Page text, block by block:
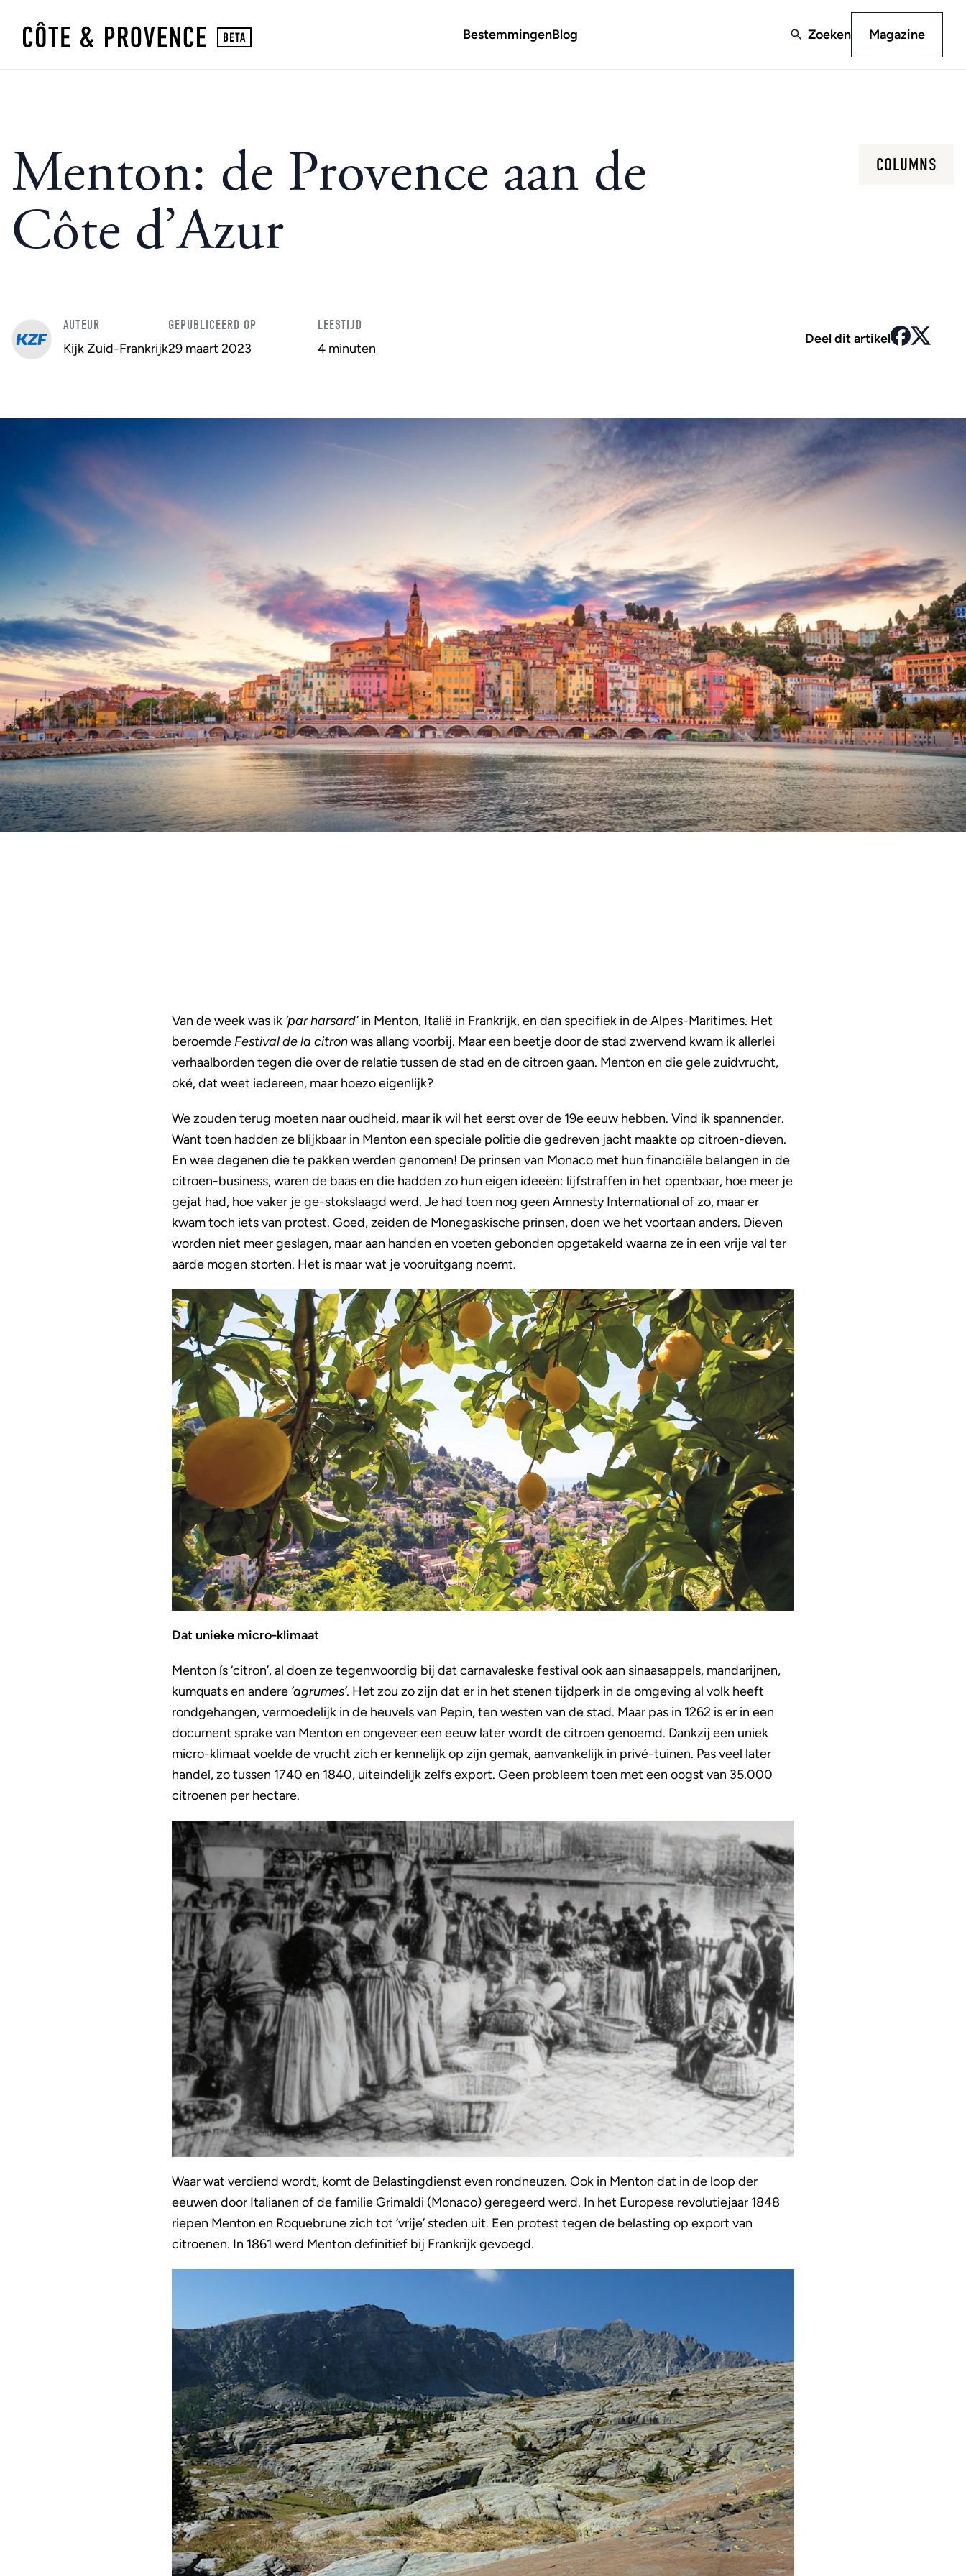
BestemmingenBlog Zoeken Magazine
Menton: de Provence aan de
Côte d’Azur
COLUMNS
AUTEUR
Kijk Zuid-Frankrijk
GEPUBLICEERD OP
29 maart 2023
LEESTIJD
4 minuten
Deel dit artikel
Van de week was ik‘par harsard’in Menton, Italië in Frankrijk, en dan specifiek in de Alpes-Maritimes. Het
beroemde Festival de la citronwas allang voorbij. Maar een beetje door de stad zwervend kwam ik allerlei
verhaalborden tegen die over de relatie tussen de stad en de citroen gaan. Menton en die gele zuidvrucht,
oké, dat weet iedereen, maar hoezo eigenlijk?
We zouden terug moeten naar oudheid, maar ik wil het eerst over de 19e eeuw hebben. Vind ik spannender.
Want toen hadden ze blijkbaar in Menton een speciale politie die gedreven jacht maakte op citroen-dieven.
En wee degenen die te pakken werden genomen! De prinsen van Monaco met hun financiële belangen in de
citroen-business, waren de baas en die hadden zo hun eigen ideeën: lijfstraffen in het openbaar, hoe meer je
gejat had, hoe vaker je ge-stokslaagd werd. Je had toen nog geen Amnesty International of zo, maar er
kwam toch iets van protest. Goed, zeiden de Monegaskische prinsen, doen we het voortaan anders. Dieven
worden niet meer geslagen, maar aan handen en voeten gebonden opgetakeld waarna ze in een vrije val ter
aarde mogen storten. Het is maar wat je vooruitgang noemt.
Dat unieke micro-klimaat
Menton ís ‘citron’, al doen ze tegenwoordig bij dat carnavaleske festival ook aan sinaasappels, mandarijnen,
kumquats en andere ‘agrumes’. Het zou zo zijn dat er in het stenen tijdperk in de omgeving al volk heeft
rondgehangen, vermoedelijk in de heuvels van Pepin, ten westen van de stad. Maar pas in 1262 is er in een
document sprake van Menton en ongeveer een eeuw later wordt de citroen genoemd. Dankzij een uniek
micro-klimaat voelde de vrucht zich er kennelijk op zijn gemak, aanvankelijk in privé-tuinen. Pas veel later
handel, zo tussen 1740 en 1840, uiteindelijk zelfs export. Geen probleem toen met een oogst van 35.000
citroenen per hectare.
Waar wat verdiend wordt, komt de Belastingdienst even rondneuzen. Ook in Menton dat in de loop der
eeuwen door Italianen of de familie Grimaldi (Monaco) geregeerd werd. In het Europese revolutiejaar 1848
riepen Menton en Roquebrune zich tot ‘vrije’ steden uit. Een protest tegen de belasting op export van
citroenen. In 1861 werd Menton definitief bij Frankrijk gevoegd.